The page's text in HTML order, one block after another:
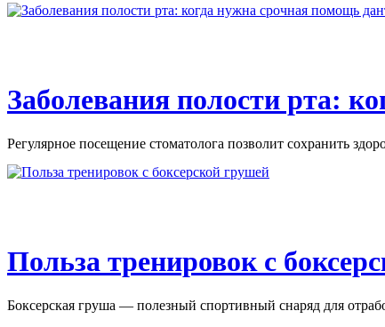
Заболевания полости рта:
Регулярное посещение стоматолога позволит сохранить
Польза тренировок с
Боксерская груша — полезный спортивный снаряд для